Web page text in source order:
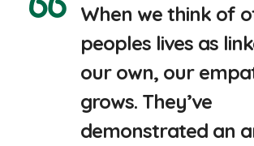
When we think of
peoples lives as
our own, our
grows. They’ve
demonstrated an